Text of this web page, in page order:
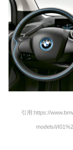
引用:https://
models/i/